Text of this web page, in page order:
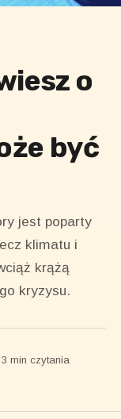
o
być
jest poparty
klimatu i
krążą
kryzysu.
3 min czytania